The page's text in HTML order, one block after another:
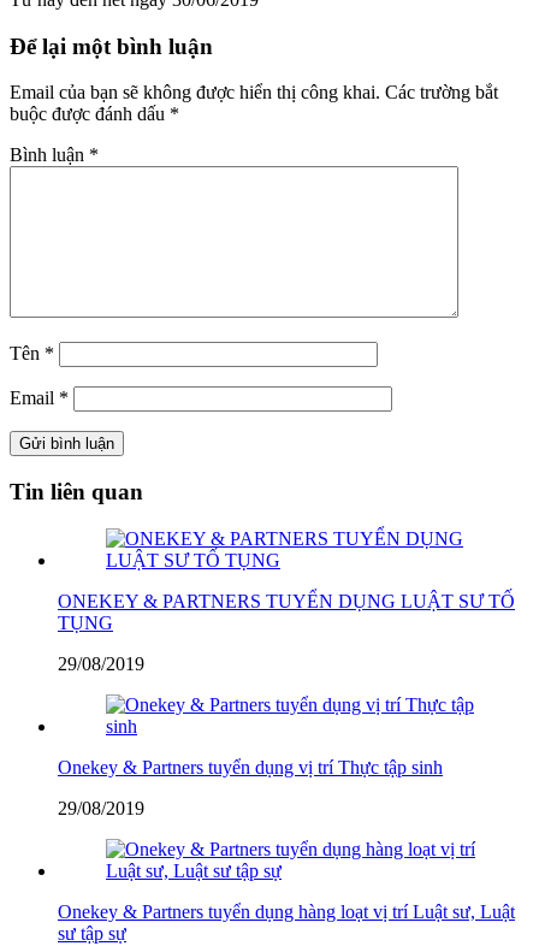
Để lại một bình luận
Email của bạn sẽ không được hiển thị công khai. Các trường bắt
buộc được đánh dấu *
Bình luận *
Tên *
Email *
Tin liên quan
ONEKEY & PARTNERS TUYỂN DỤNG LUẬT SƯ TỐ
TỤNG
29/08/2019
Onekey & Partners tuyển dụng vị trí Thực tập sinh
29/08/2019
Onekey & Partners tuyển dụng hàng loạt vị trí Luật sư, Luật
sư tập sự